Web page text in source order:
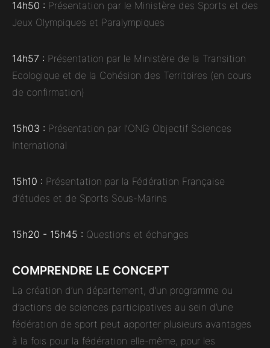
14h50 : Présentation par le Ministère des Sports et des
Jeux Olympiques et Paralympiques
14h57 : Présentation par le Ministère de la Transition
Ecologique et de la Cohésion des Territoires (en cours
de confirmation)
15h03 : Présentation par l’ONG Objectif Sciences
International
15h10 : Présentation par la Fédération Française
d’études et de Sports Sous-Marins
15h20 - 15h45 : Questions et échanges
COMPRENDRE LE CONCEPT
La création d’un département, d’un programme ou
d’actions de sciences participatives au sein d’une
fédération de sport peut apporter plusieurs avantages
à la fois pour la fédération elle-même, pour les